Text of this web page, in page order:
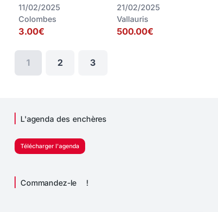
11/02/2025
Colombes
3.00€
21/02/2025
Vallauris
500.00€
1 2 3
L'agenda des enchères
Télécharger l'agenda
Commandez-le !